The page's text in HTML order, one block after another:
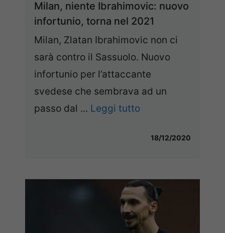
Milan, niente Ibrahimovic: nuovo
infortunio, torna nel 2021
Milan, Zlatan Ibrahimovic non ci
sarà contro il Sassuolo. Nuovo
infortunio per l’attaccante
svedese che sembrava ad un
passo dal ... Leggi tutto
18/12/2020